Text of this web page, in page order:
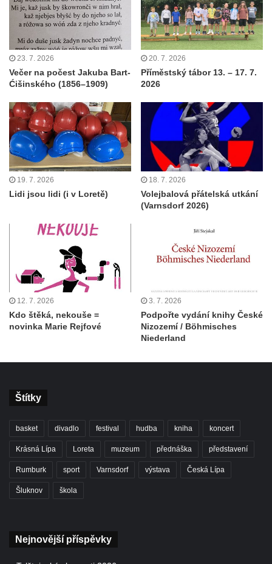
23. 7. 2026
Večer na počest Jakuba Bart-
Ćišinského (1856–1909)
20. 7. 2026
Příměstský tábor 13. – 17. 7.
2026
19. 7. 2026
Lidi jsou lidi (i v Loretě)
18. 7. 2026
Volejbalová přátelská utkání
(Varnsdorf 2026)
12. 7. 2026
Kdo štěká, nekouše =
novinka Marie Rejfové
3. 7. 2026
Podpořte vydání knihy České
Nizozemí / Böhmisches
Niederland
Štítky
basket divadlo festival hudba kniha koncert
Krásná Lípa Loreta muzeum přednáška představení
Rumburk sport Varnsdorf výstava Česká Lípa
Šluknov škola
Nejnovější příspěvky